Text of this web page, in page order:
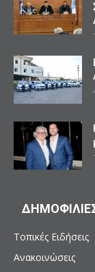
Τοπικές Ειδήσεις
Ανακοινώσεις